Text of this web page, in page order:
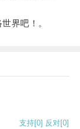
界吧！。
支持[0] 反对[0]